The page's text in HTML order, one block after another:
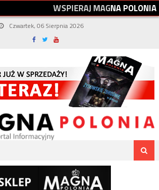
WSPIERAJMAGNAPOLONIA
Czwartek, 06 Sierpnia 2026